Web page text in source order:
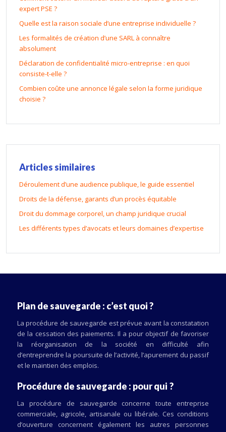
expert PSE ?
Quelle est la raison sociale d’une entreprise individuelle ?
Les formalités de création d’une SARL à connaître
absolument
Déclaration de confidentialité micro-entreprise : en quoi
consiste-t-elle ?
Combien coûte une annonce légale selon la forme juridique
choisie ?
Articles similaires
Déroulement d’une audience publique, le guide essentiel
Droits de la défense, garants d’un procès équitable
Droit du dommage corporel, un champ juridique crucial
Les différents types d’avocats et leurs domaines d’expertise
Plan de sauvegarde : c’est quoi ?
La procédure de sauvegarde est prévue avant la constatation
de la cessation des paiements. Il a pour objectif de favoriser
la réorganisation de la société en difficulté afin
d’entreprendre la poursuite de l’activité, l’apurement du passif
et le maintien des emplois.
Procédure de sauvegarde : pour qui ?
La procédure de sauvegarde concerne toute entreprise
commerciale, agricole, artisanale ou libérale. Ces conditions
d’ouverture concernent également les autres personnes